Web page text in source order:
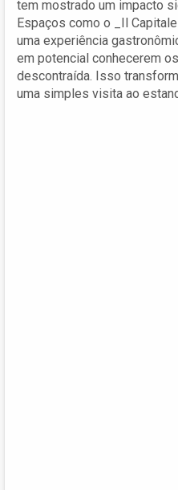
tem mostrado um impacto
Espaços como o _Il
uma experiência
em potencial conhecerem
descontraída. Isso
uma simples visita ao